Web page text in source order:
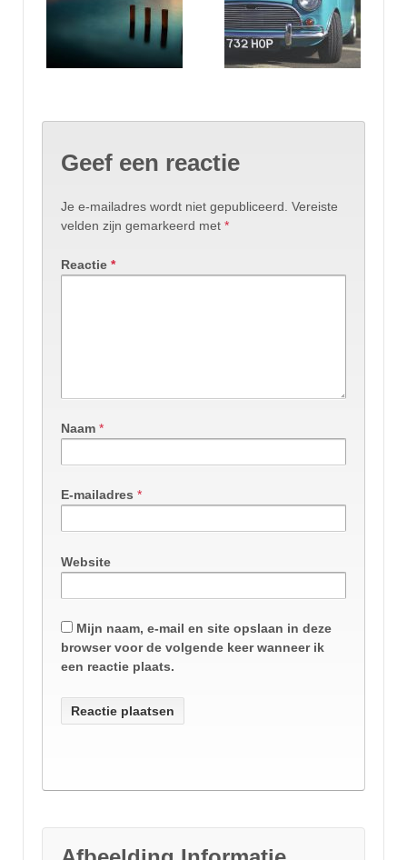
Geef een reactie
Je e-mailadres wordt niet gepubliceerd. Vereiste
velden zijn gemarkeerd met *
Reactie *
Naam *
E-mailadres *
Website
Mijn naam, e-mail en site opslaan in deze
browser voor de volgende keer wanneer ik
een reactie plaats.